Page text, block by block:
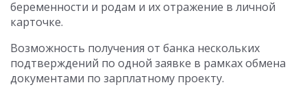
беременности и родам и их отражение в личной
карточке.
Возможность получения от банка нескольких
подтверждений по одной заявке в рамках обмена
документами по зарплатному проекту.